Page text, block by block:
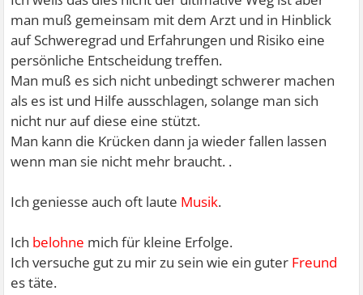
man muß gemeinsam mit dem Arzt und in Hinblick
auf Schweregrad und Erfahrungen und Risiko eine
persönliche Entscheidung treffen.
Man muß es sich nicht unbedingt schwerer machen
als es ist und Hilfe ausschlagen, solange man sich
nicht nur auf diese eine stützt.
Man kann die Krücken dann ja wieder fallen lassen
wenn man sie nicht mehr braucht. .
Ich geniesse auch oft laute Musik.
Ich belohne mich für kleine Erfolge.
Ich versuche gut zu mir zu sein wie ein guter Freund
es täte.